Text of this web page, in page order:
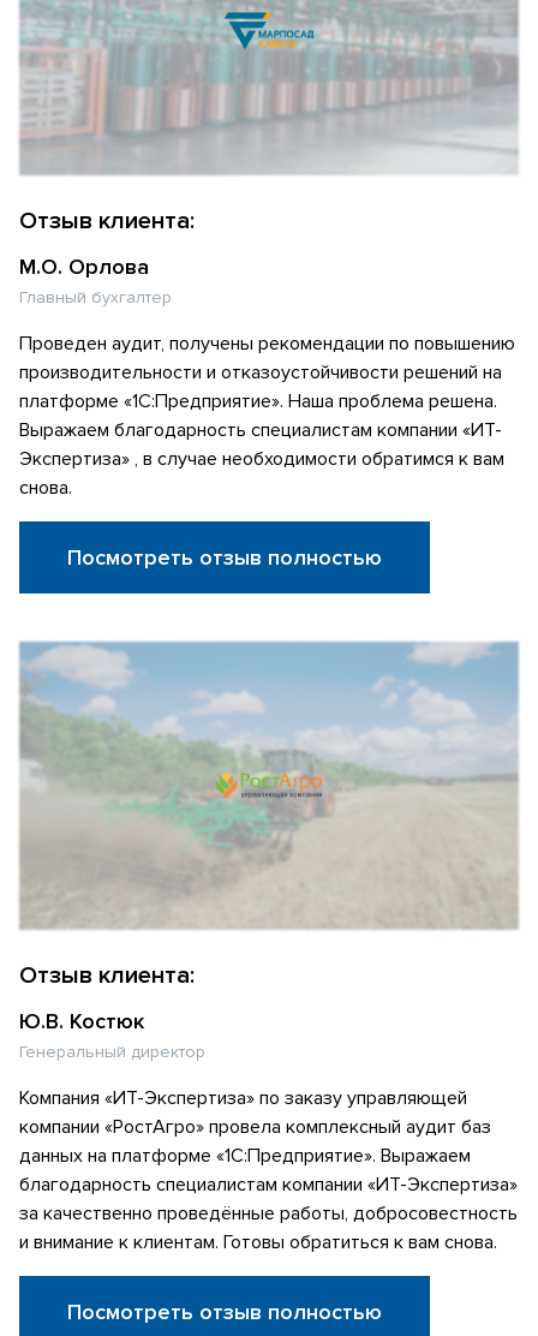
Отзыв клиента:
М.О. Орлова
Главный бухгалтер
Проведен аудит, получены рекомендации по повышению
производительности и отказоустойчивости решений на
платформе «1С:Предприятие». Наша проблема решена.
Выражаем благодарность специалистам компании «ИТ-
Экспертиза» , в случае необходимости обратимся к вам
снова.
Посмотреть отзыв полностью
Отзыв клиента:
Ю.В. Костюк
Генеральный директор
Компания «ИТ-Экспертиза» по заказу управляющей
компании «РостАгро» провела комплексный аудит баз
данных на платформе «1С:Предприятие». Выражаем
благодарность специалистам компании «ИТ-Экспертиза»
за качественно проведённые работы, добросовестность
и внимание к клиентам. Готовы обратиться к вам снова.
Посмотреть отзыв полностью